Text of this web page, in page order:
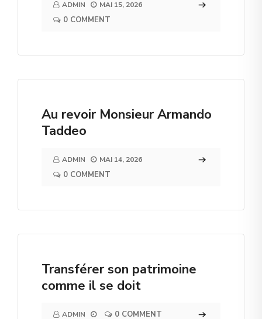
ADMIN MAI 15, 2026
0 COMMENT
Au revoir Monsieur Armando
Taddeo
ADMIN MAI 14, 2026
0 COMMENT
Transférer son patrimoine
comme il se doit
ADMIN 0 COMMENT